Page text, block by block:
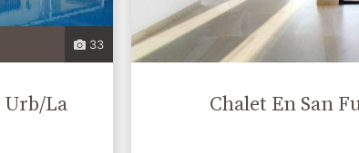
33
Urb/La
Chalet En San